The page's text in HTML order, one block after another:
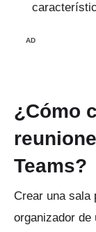
AD
¿Cómo
Teams?
Crear una sala
organizador de